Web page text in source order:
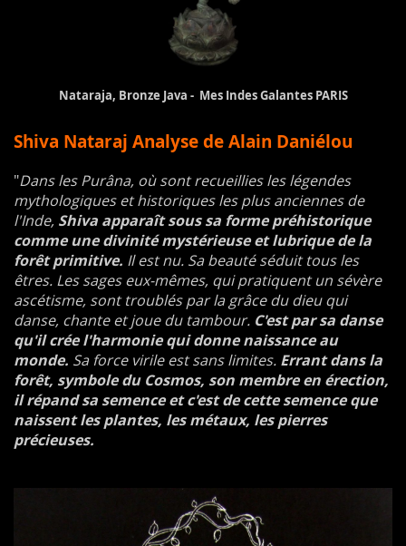
Nataraja, Bronze Java - Mes Indes Galantes PARIS
Shiva Nataraj Analyse de Alain Daniélou
"Dans les Purâna, où sont recueillies les légendes
mythologiques et historiques les plus anciennes de
l'Inde, Shiva apparaît sous sa forme préhistorique
comme une divinité mystérieuse et lubrique de la
forêt primitive. Il est nu. Sa beauté séduit tous les
êtres. Les sages eux-mêmes, qui pratiquent un sévère
ascétisme, sont troublés par la grâce du dieu qui
danse, chante et joue du tambour. C'est par sa danse
qu'il crée l'harmonie qui donne naissance au
monde. Sa force virile est sans limites. Errant dans la
forêt, symbole du Cosmos, son membre en érection,
il répand sa semence et c'est de cette semence que
naissent les plantes, les métaux, les pierres
précieuses.